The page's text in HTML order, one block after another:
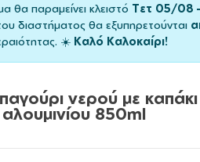
θα παραμείνει κλειστό Τετ 05/08
διαστήματος θα εξυπηρετούνται
☀️ Καλό Καλοκαίρι!
νερού με καπάκι
850ml